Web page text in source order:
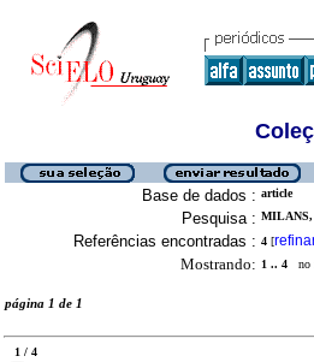
Base de dados : article
Pesquisa :
Referências encontradas : 4 [
Mostrando: 1 .. 4 no
página 1 de 1
1 / 4